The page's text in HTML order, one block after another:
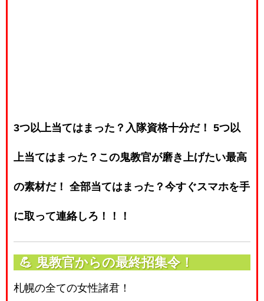
3つ以上当てはまった？入隊資格十分だ！ 5つ以
上当てはまった？この鬼教官が磨き上げたい最高
の素材だ！ 全部当てはまった？今すぐスマホを手
に取って連絡しろ！！！
💪 鬼教官からの最終招集令！
札幌の全ての女性諸君！